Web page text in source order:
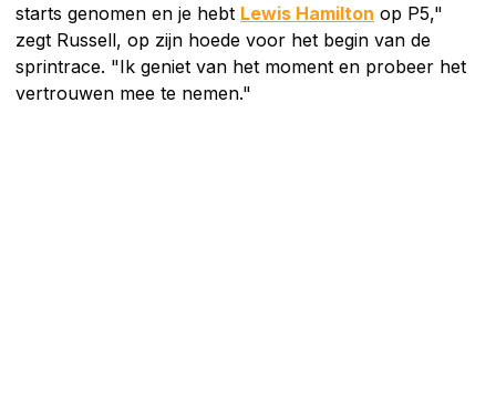
starts genomen en je hebt Lewis Hamilton op P5,"
zegt Russell, op zijn hoede voor het begin van de
sprintrace. "Ik geniet van het moment en probeer het
vertrouwen mee te nemen."